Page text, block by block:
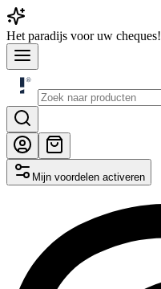
Het paradijs voor uw cheques!
Mijn voordelen activeren